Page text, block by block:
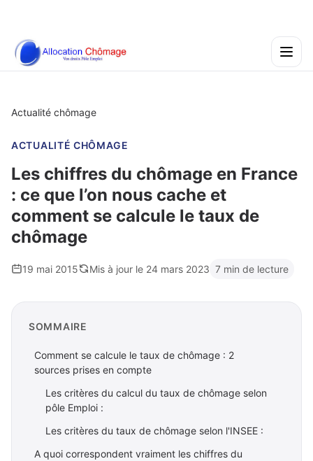
Actualité chômage
ACTUALITÉ CHÔMAGE
Les chiffres du chômage en France
: ce que l’on nous cache et
comment se calcule le taux de
chômage
19 mai 2015 Mis à jour le 24 mars 2023 7 min de lecture
SOMMAIRE
Comment se calcule le taux de chômage : 2
sources prises en compte
Les critères du calcul du taux de chômage selon
pôle Emploi :
Les critères du taux de chômage selon l'INSEE :
A quoi correspondent vraiment les chiffres du